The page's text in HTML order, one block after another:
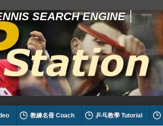
SEARCH ENGINE
教練名冊 Coach 乒乓教學 Tutorial